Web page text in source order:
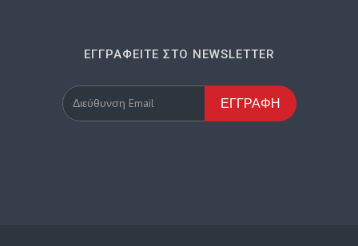
ΕΓΓΡΑΦΕΊΤΕ ΣΤΟ NEWSLETTER
ΕΓΓΡΑΦΉ